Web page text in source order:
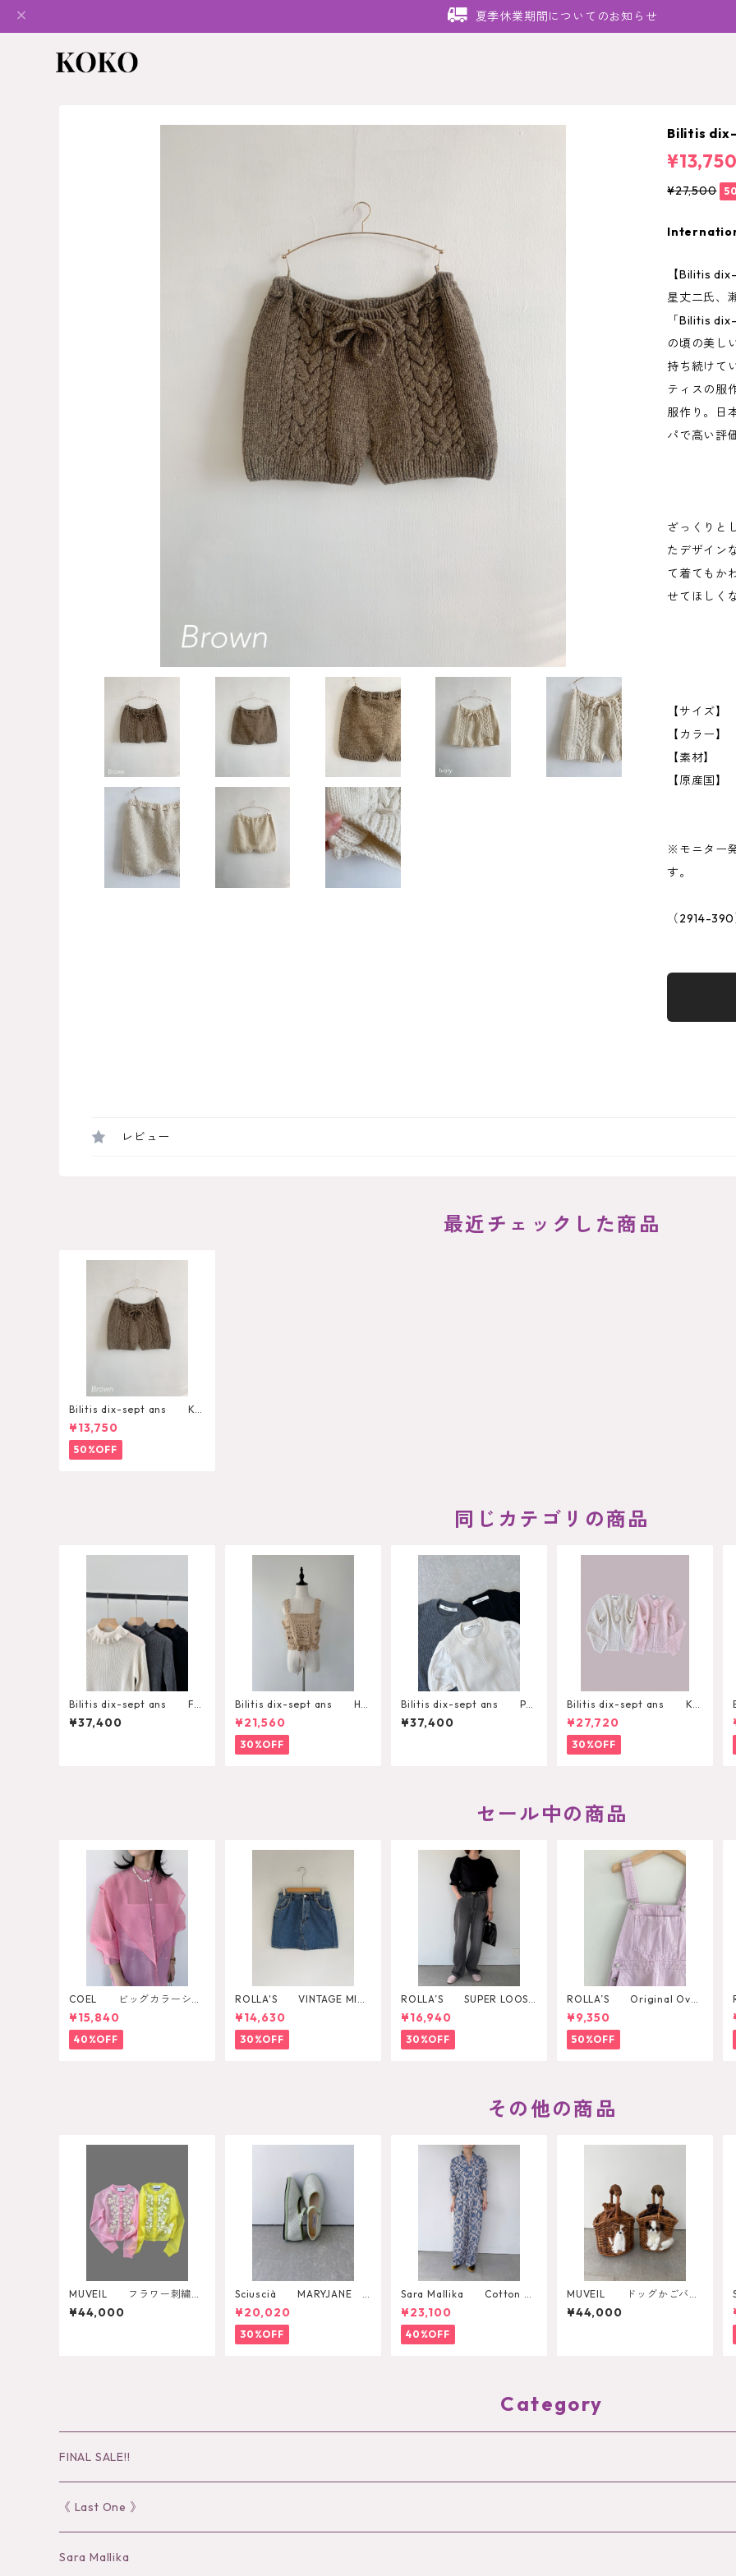
夏季休業期間についてのお知らせ
Bilitis
¥27,500
【Bilitis
星丈二氏、
「Bilitis
の頃の美し
持ち続けて
ティスの服
服作り。日
パで高い評
ざっくりと
たデザイン
て着てもか
せてほしく
【サイ
【カラー
【素材
【原産国
※モニター
す。
（2914-
レビュー
最近チェックした商品
Bilitis dix-sept ans Kni
tted Pants
¥13,750
50%OFF
同じカテゴリの商品
Bilitis dix-sept ans Fril
l Collar Pullover
¥37,400
Bilitis dix-sept ans Ha
nd Knit Camisole
¥21,560
30%OFF
Bilitis dix-sept ans Puf
f Sleeve Pullover
¥37,400
Bilitis dix-sept ans Kni
t Cardigan
¥27,720
30%OFF
セール中の商品
COEL ビッグカラーシア
ーシャツ
¥15,840
40%OFF
ROLLA'S VINTAGE MINI
DAZZLER
¥14,630
30%OFF
ROLLA’S SUPER LOOSE
BLACK STONE
¥16,940
30%OFF
ROLLA’S Original Over
all
¥9,350
50%OFF
その他の商品
MUVEIL フラワー刺繍シ
アーカーディガン MA262K
CD001
¥44,000
Sciuscià MARYJANE
（ARTICHOKE）
¥20,020
30%OFF
Sara Mallika Cotton Fl
ower Signal Print All In O
ne
¥23,100
40%OFF
MUVEIL ドッグかごバッ
グ MA262EBG004
¥44,000
Category
FINAL SALE!!
30％OFF
40％OFF
《 Last One 》
Sara Mallika